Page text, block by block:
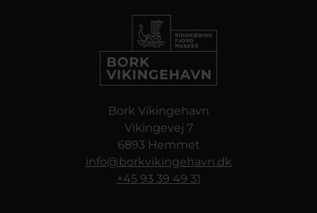
Bork Vikingehavn
Vikingevej 7
6893 Hemmet
info@borkvikingehavn.dk
+45 93 39 49 31